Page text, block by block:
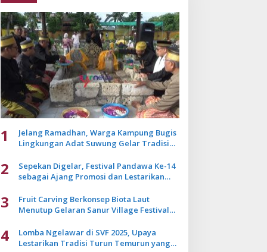
1
Jelang Ramadhan, Warga Kampung Bugis
Lingkungan Adat Suwung Gelar Tradisi
2
Sepekan Digelar, Festival Pandawa Ke-14
sebagai Ajang Promosi dan Lestarikan
3
Fruit Carving Berkonsep Biota Laut
Menutup Gelaran Sanur Village Festival
4
Lomba Ngelawar di SVF 2025, Upaya
Lestarikan Tradisi Turun Temurun yang